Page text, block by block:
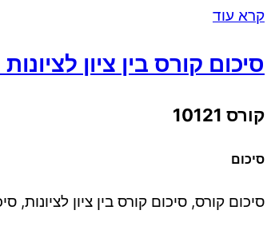
קרא עוד
סיכום קורס בין ציון
קורס 10121
סיכום
סיכום קורס, סיכום קורס בין ציון לציונות,